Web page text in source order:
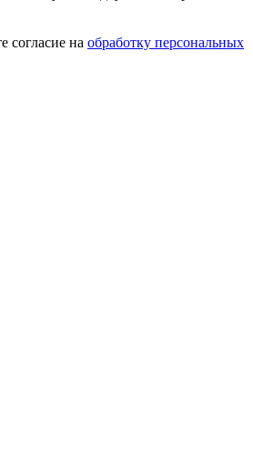
Авторизируясь, вы даете согласие на обработку персональных